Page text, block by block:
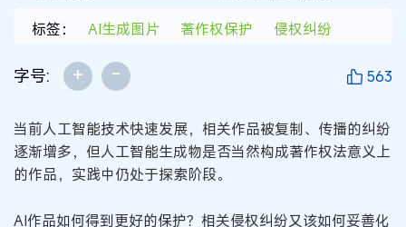
标签：
AI生成图片 著作权保护 侵权纠纷
字号: + - 563
当前人工智能技术快速发展，相关作品被复制、传播的纠纷
逐渐增多，但人工智能生成物是否当然构成著作权法意义上
的作品，实践中仍处于探索阶段。
AI作品如何得到更好的保护？相关侵权纠纷又该如何妥善化